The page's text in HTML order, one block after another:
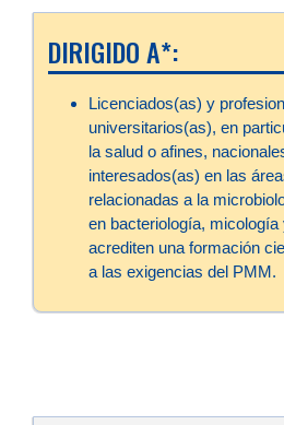
DIRIGIDO A*:
Licenciados(as) y
universitarios(as), en
la salud o afines,
interesados(as) en las
relacionadas a la
en bacteriología,
acrediten una formación
a las exigencias del PMM.